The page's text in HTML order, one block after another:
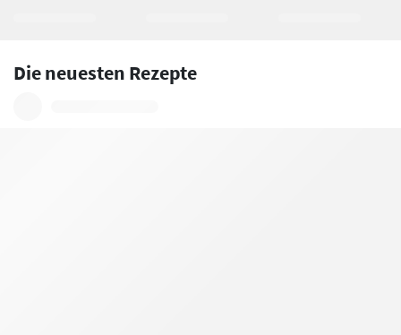
Die neuesten Rezepte